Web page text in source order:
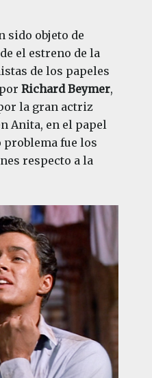
sido objeto de
el estreno de la
de los papeles
Richard Beymer,
la gran actriz
Anita, en el papel
problema fue los
respecto a la